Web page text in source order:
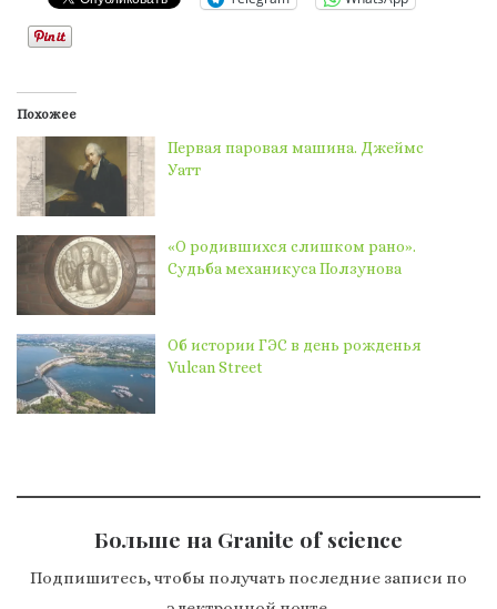
Похожее
Первая паровая машина. Джеймс
Уатт
«О родившихся слишком рано».
Судьба механикуса Ползунова
Об истории ГЭС в день рожденья
Vulcan Street
Больше на Granite of science
Подпишитесь, чтобы получать последние записи по